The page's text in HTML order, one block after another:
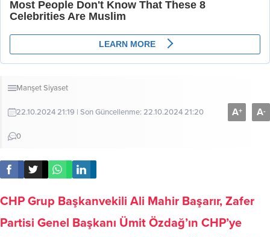
ManşetSiyaset
22.10.2024 21:19 | Son Güncellenme: 22.10.2024 21:20
0
A+ A-
CHP Grup Başkanvekili Ali Mahir Başarır, Zafer
Partisi Genel Başkanı Ümit Özdağ’ın CHP’ye